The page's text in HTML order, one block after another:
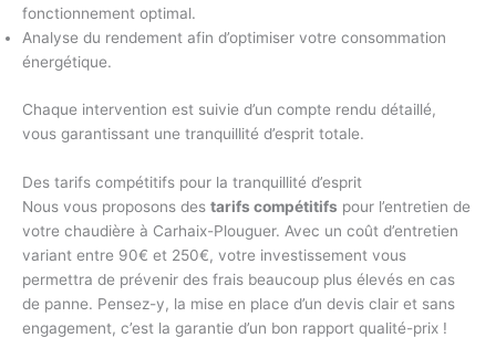
fonctionnement optimal.
Analyse du rendement afin d’optimiser votre consommation
énergétique.
Chaque intervention est suivie d’un compte rendu détaillé,
vous garantissant une tranquillité d’esprit totale.
Des tarifs compétitifs pour la tranquillité d’esprit
Nous vous proposons des tarifs compétitifs pour l’entretien de
votre chaudière à Carhaix-Plouguer. Avec un coût d’entretien
variant entre 90€ et 250€, votre investissement vous
permettra de prévenir des frais beaucoup plus élevés en cas
de panne. Pensez-y, la mise en place d’un devis clair et sans
engagement, c’est la garantie d’un bon rapport qualité-prix !